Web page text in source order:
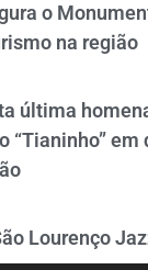
o
na região
última
“Tianinho” em
Lourenço